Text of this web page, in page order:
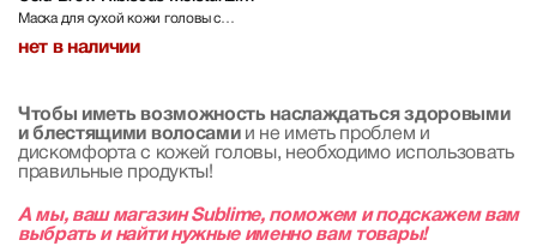
Scalp Pack With Honey 50 ml
Маска для сухой кожи головы с
нет в наличии
Чтобы иметь возможность наслаждаться здоровыми
и блестящими волосамии не иметь проблем и
дискомфорта с кожей головы, необходимо использовать
правильные продукты!
А мы, ваш магазин Sublime, поможем и подскажем вам
выбрать и найти нужные именно вам товары!